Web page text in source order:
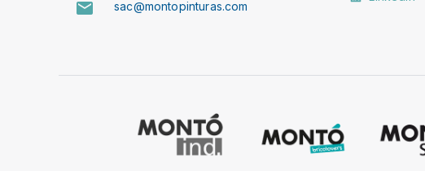
sac@montopinturas.com